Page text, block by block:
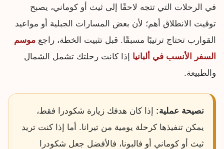
في الرحلات التي تتجه لاحقًا إلى ثيث أو كوماني، يصبح
توقيت الانطلاق أهم؛ لأن بعض المسارات الجبلية أو مواعيد
القوارب تحتاج ترتيبًا مسبقًا. قبل تثبيت الخطة، راجع موسم
السفر الأنسب في ألبانيا إذا كانت رحلتك تشمل الشمال
والطبيعة.
نصيحة عملية: إذا كان هدفك زيارة شكودرا فقط،
يمكن تنفيذها كرحلة يومية من تيرانا. أما إذا كنت تريد
ثيث أو كوماني أو فالبونا، فالأفضل جعل شكودرا